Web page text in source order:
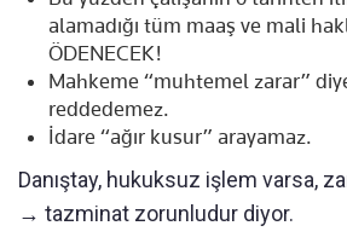
alamadığı tüm maaş ve mali
ÖDENECEK!
Mahkeme “muhtemel zarar”
reddedemez.
İdare “ağır kusur” arayamaz.
Danıştay, hukuksuz işlem varsa,
→ tazminat zorunludur diyor.